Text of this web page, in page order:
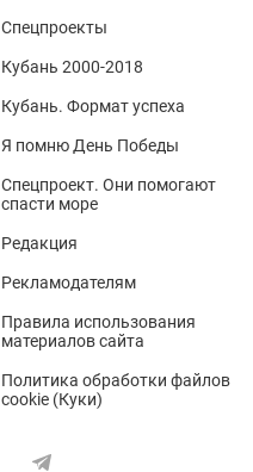
Спецпроекты
Кубань 2000-2018
Кубань. Формат успеха
Я помню День Победы
Спецпроект. Они помогают
спасти море
Редакция
Рекламодателям
Правила использования
материалов сайта
Политика обработки файлов
cookie (Куки)